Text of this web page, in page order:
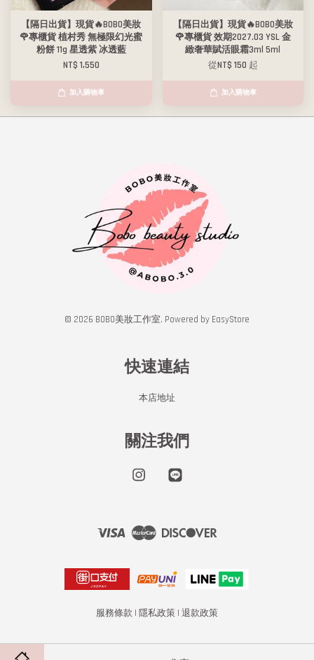
【隔日出貨】現貨🔥BOBO美妝
🌹專櫃貨 植村秀 無極限幻光蜜
粉餅 11g 星透紫 冰透藍
NT$ 1,550
加入購物車
【隔日出貨】現貨🔥BOBO美妝
🌹專櫃貨 效期2027.03 YSL 金
緻奢華賦活眼霜3ml 5ml
從NT$ 150 起
加入購物車
© 2026 BOBO美妝工作室. Powered by EasyStore
快速連結
本店地址
關注我們
Instagram
Visa Master
服務條款 | 隱私政策 | 退款政策